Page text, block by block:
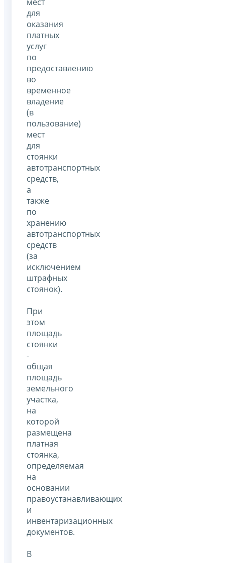
для
оказания
платных
услуг
по
предоставлению
во
временное
владение
(в
пользование)
мест
для
стоянки
автотранспортных
средств,
а
также
по
хранению
автотранспортных
средств
(за
исключением
штрафных
стоянок).
При
этом
площадь
стоянки
-
общая
площадь
земельного
участка,
на
которой
размещена
платная
стоянка,
определяемая
на
основании
правоустанавливающих
и
инвентаризационных
документов.
В